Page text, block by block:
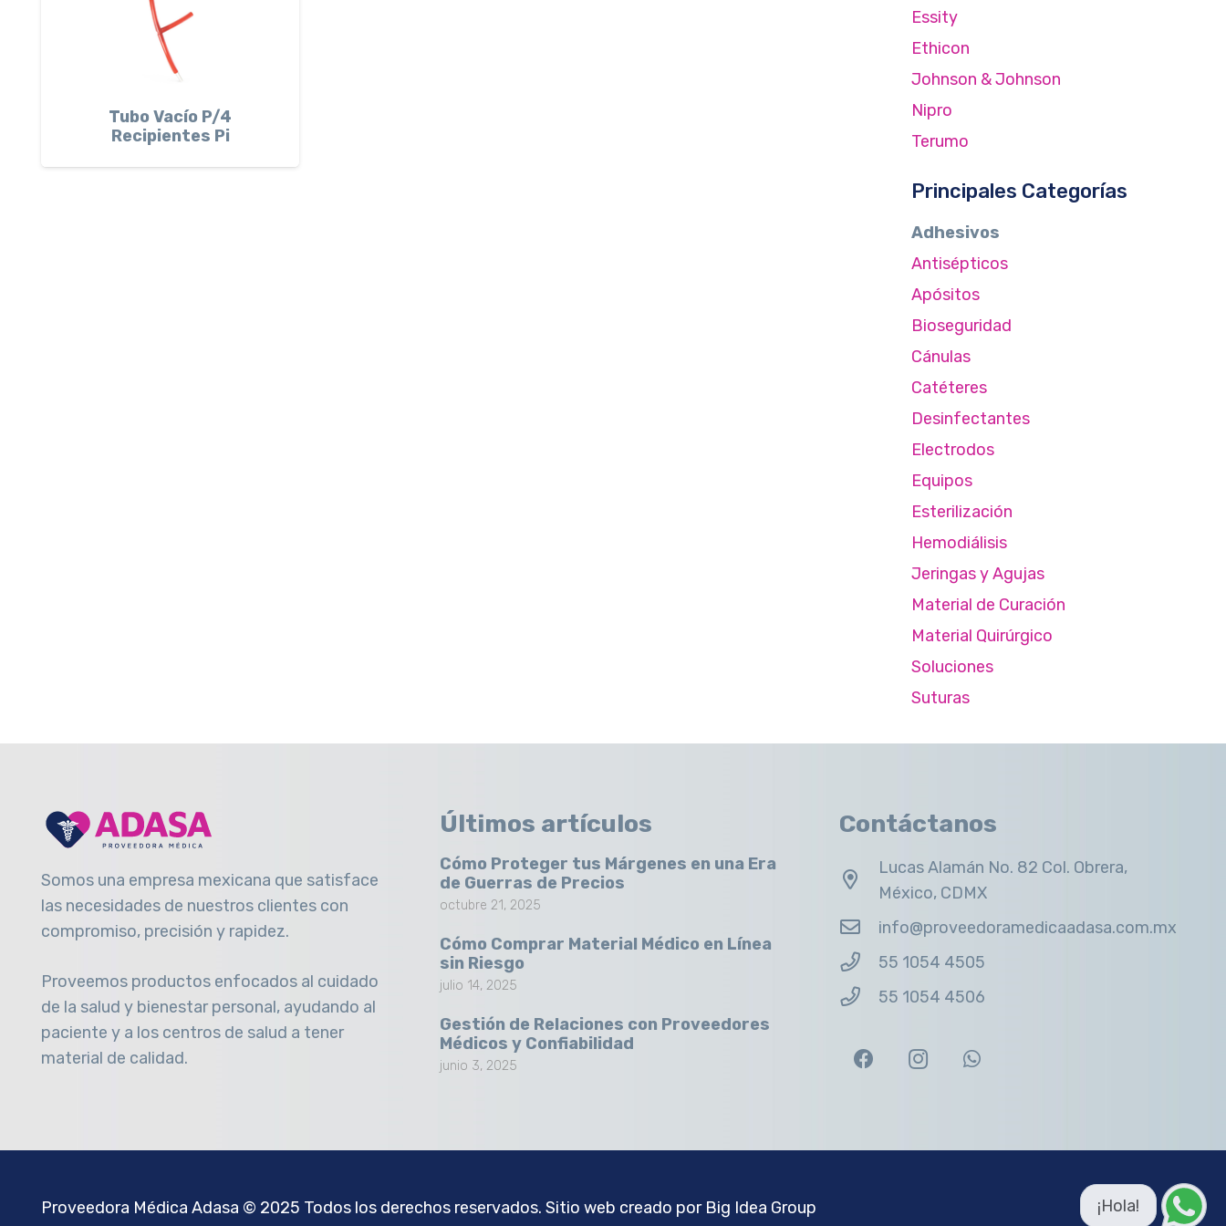
Tubo Vacío P/4
Recipientes Pi
Essity
Ethicon
Johnson & Johnson
Nipro
Terumo
Principales Categorías
Adhesivos
Antisépticos
Apósitos
Bioseguridad
Cánulas
Catéteres
Desinfectantes
Electrodos
Equipos
Esterilización
Hemodiálisis
Jeringas y Agujas
Material de Curación
Material Quirúrgico
Soluciones
Suturas
Somos una empresa mexicana que satisface
las necesidades de nuestros clientes con
compromiso, precisión y rapidez.
Proveemos productos enfocados al cuidado
de la salud y bienestar personal, ayudando al
paciente y a los centros de salud a tener
material de calidad.
Últimos artículos
Cómo Proteger tus Márgenes en una Era
de Guerras de Precios
octubre 21, 2025
Cómo Comprar Material Médico en Línea
sin Riesgo
julio 14, 2025
Gestión de Relaciones con Proveedores
Médicos y Confiabilidad
junio 3, 2025
Contáctanos
Lucas Alamán No. 82 Col. Obrera,
México, CDMX
info@proveedoramedicaadasa.com.mx
55 1054 4505
55 1054 4506
Proveedora Médica Adasa © 2025 Todos los derechos reservados. Sitio web creado por Big Idea Group ¡Hola!